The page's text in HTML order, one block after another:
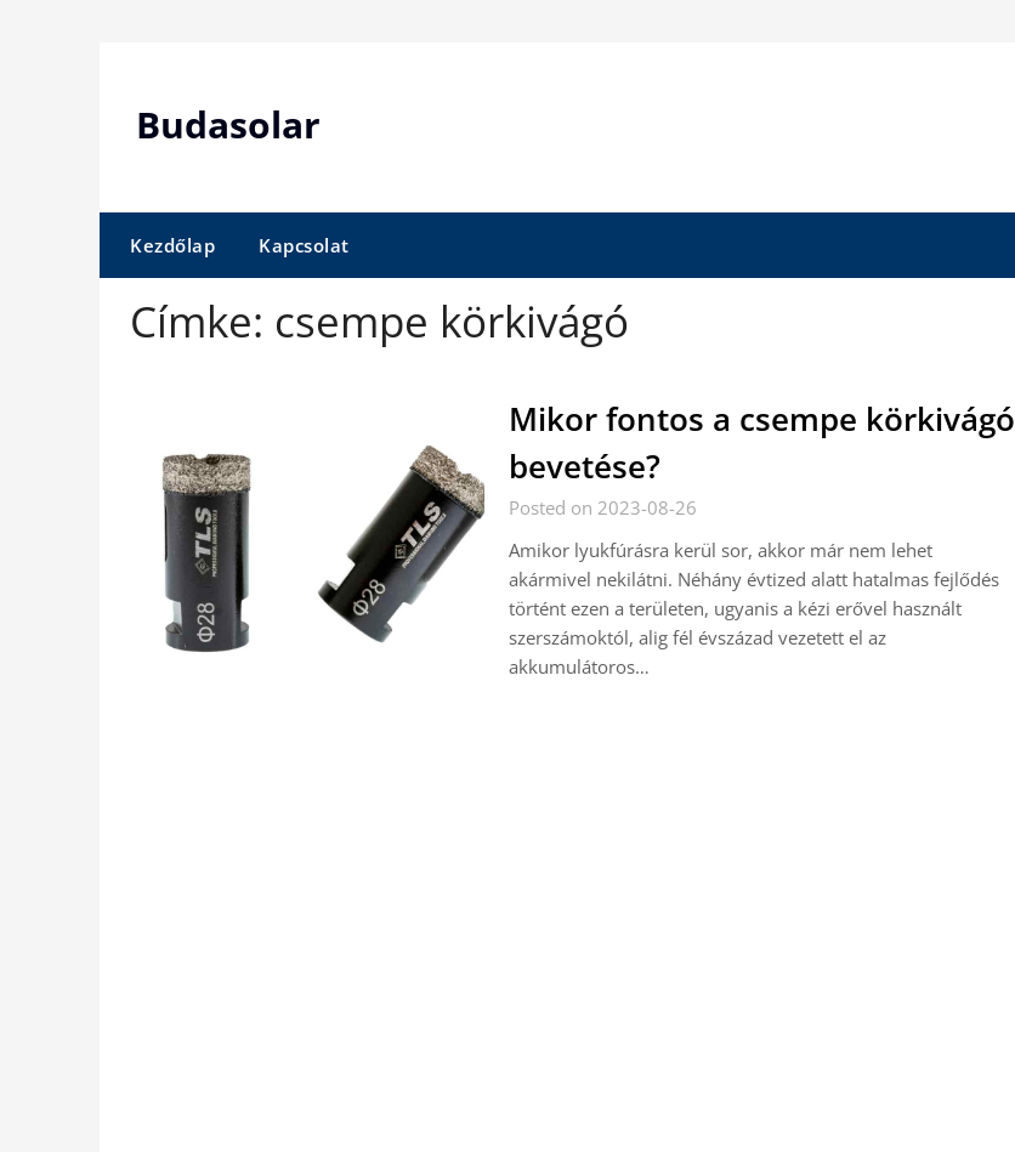
Budasolar
Kezdőlap Kapcsolat
Címke: csempe körkivágó
Mikor fontos a csempe körkivágó
bevetése?
Posted on 2023-08-26
Amikor lyukfúrásra kerül sor, akkor már nem lehet
akármivel nekilátni. Néhány évtized alatt hatalmas fejlődés
történt ezen a területen, ugyanis a kézi erővel használt
szerszámoktól, alig fél évszázad vezetett el az
akkumulátoros…